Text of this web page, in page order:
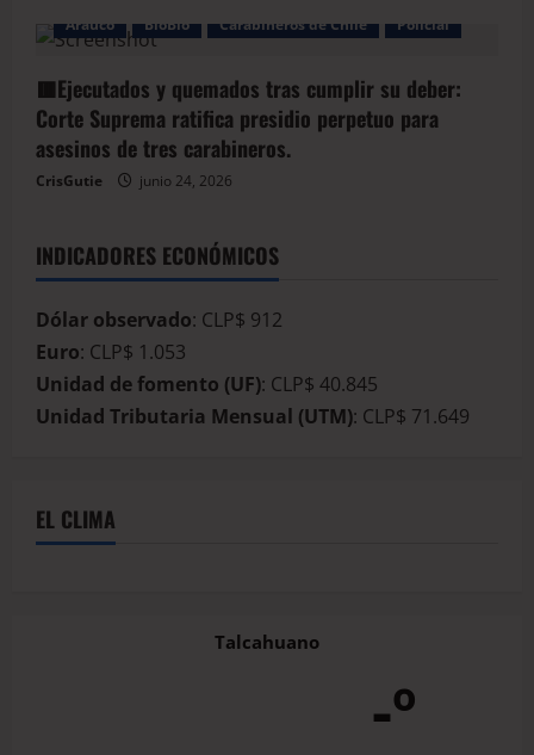
Arauco
BioBio Carabineros de Chile Policial
🟥Ejecutados y quemados tras cumplir su deber:
Corte Suprema ratifica presidio perpetuo para
asesinos de tres carabineros.
CrisGutie junio 24, 2026
INDICADORES ECONÓMICOS
Dólar observado: CLP$ 912
Euro: CLP$ 1.053
Unidad de fomento (UF): CLP$ 40.845
Unidad Tributaria Mensual (UTM): CLP$ 71.649
EL CLIMA
Talcahuano
-º